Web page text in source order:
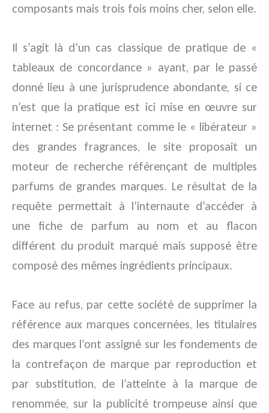
composants mais trois fois moins cher, selon elle.
Il s’agit là d’un cas classique de pratique de «
tableaux de concordance » ayant, par le passé
donné lieu à une jurisprudence abondante, si ce
n’est que la pratique est ici mise en œuvre sur
internet : Se présentant comme le « libérateur »
des grandes fragrances, le site proposait un
moteur de recherche référençant de multiples
parfums de grandes marques. Le résultat de la
requête permettait à l’internaute d’accéder à
une fiche de parfum au nom et au flacon
différent du produit marqué mais supposé être
composé des mêmes ingrédients principaux.
Face au refus, par cette société de supprimer la
référence aux marques concernées, les titulaires
des marques l’ont assigné sur les fondements de
la contrefaçon de marque par reproduction et
par substitution, de l’atteinte à la marque de
renommée, sur la publicité trompeuse ainsi que